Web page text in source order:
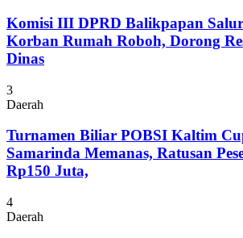
Komisi III DPRD Balikpapan
Korban Rumah Roboh, Dorong
Dinas
3
Daerah
Turnamen Biliar POBSI Kaltim
Samarinda Memanas, Ratusan
Rp150 Juta,
4
Daerah